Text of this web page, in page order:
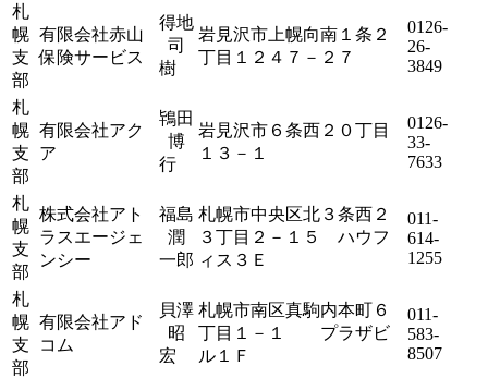
札
幌
支
部
有限会社赤山
保険サービス
得地
司
樹
岩見沢市上幌向南１条２
丁目１２４７－２７
0126-
26-
3849
札
幌
支
部
有限会社アク
ア
鴇田
博
行
岩見沢市６条西２０丁目
１３－１
0126-
33-
7633
札
幌
支
部
株式会社アト
ラスエージェ
ンシー
福島
潤
一郎
札幌市中央区北３条西２
３丁目２－１５ ハウフ
ィス３Ｅ
011-
614-
1255
札
幌
支
部
有限会社アド
コム
貝澤
昭
宏
札幌市南区真駒内本町６
丁目１－１ プラザビ
ル１Ｆ
011-
583-
8507